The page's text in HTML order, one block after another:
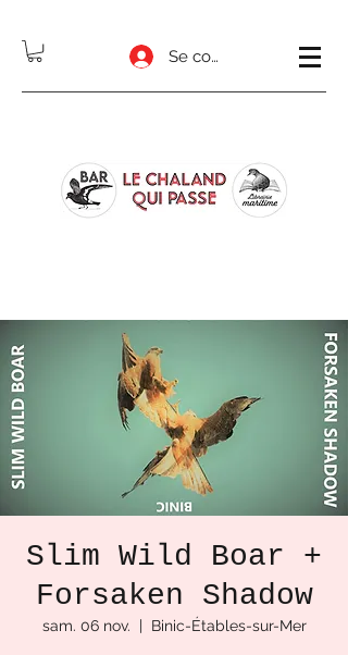
Se connecter
Slim Wild Boar +
Forsaken Shadow
sam. 06 nov.
  |
Binic-Étables-sur-Mer